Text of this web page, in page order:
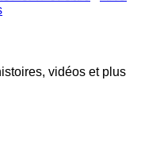
vidéos et plus